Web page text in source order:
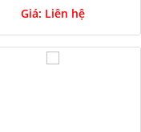
Giá: Liên hệ